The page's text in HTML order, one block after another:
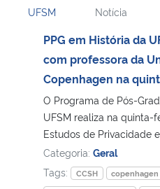
Ministério da Cidadania
Ministério de Minas e Energia
Ministério da Ciência, Tecnologia,
Ministério do Meio Ambiente
UFSM Notícia
PPG em História da
com professora da
Copenhagen na
O Programa de Pós-
UFSM realiza na quinta-
Estudos de Privacidade
Categoria: Geral
Tags:
CCSH copenhagen